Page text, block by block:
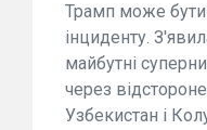
Трамп може бути
інциденту.
майбутні
через
Узбекистан і